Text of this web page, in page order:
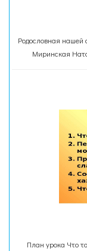
Родословная нашей
Миринская
План урока Что